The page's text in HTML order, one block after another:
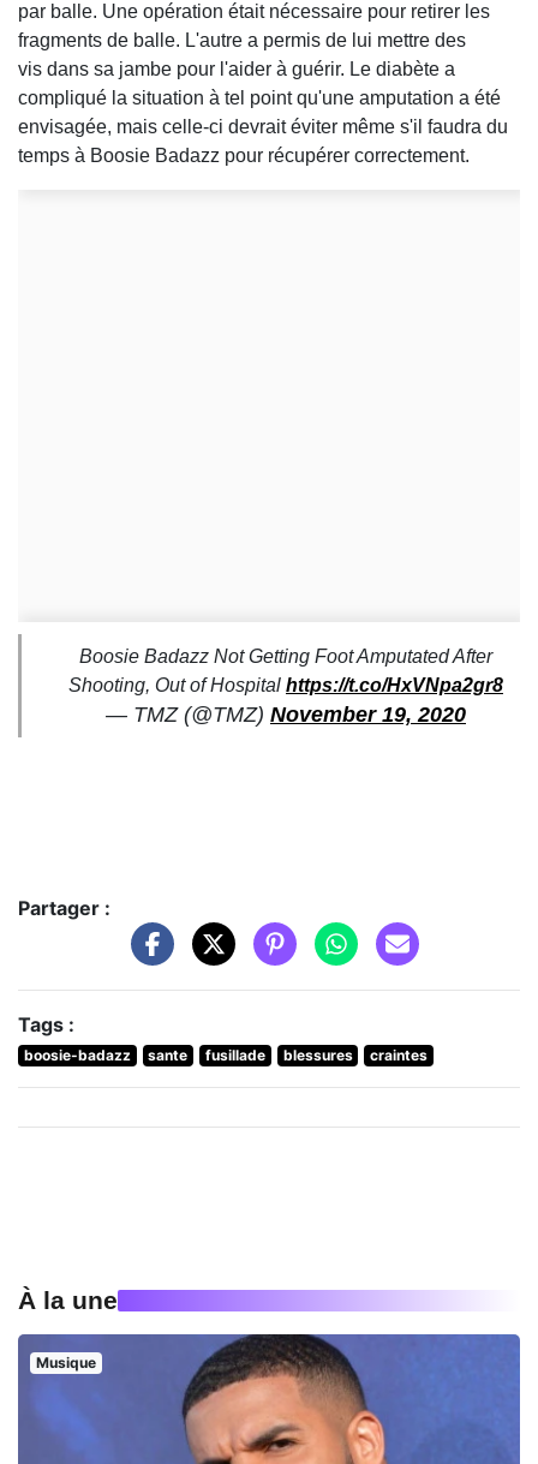
par balle. Une opération était nécessaire pour retirer les
fragments de balle. L'autre a permis de lui mettre des
vis dans sa jambe pour l'aider à guérir. Le diabète a
compliqué la situation à tel point qu'une amputation a été
envisagée, mais celle-ci devrait éviter même s'il faudra du
temps à Boosie Badazz pour récupérer correctement.
Boosie Badazz Not Getting Foot Amputated After
Shooting, Out of Hospital https://t.co/HxVNpa2gr8
— TMZ (@TMZ) November 19, 2020
Partager :
Tags :
boosie-badazz sante fusillade blessures craintes
À la une
Musique